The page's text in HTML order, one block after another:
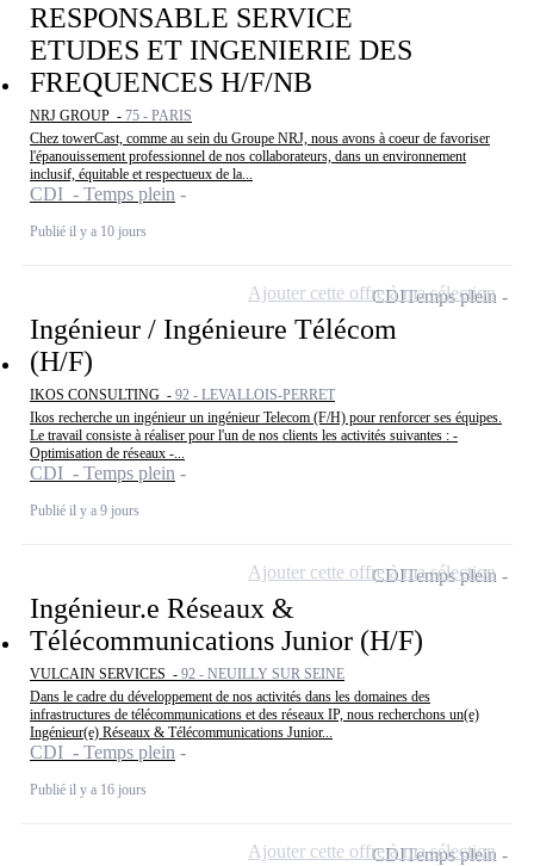
RESPONSABLE SERVICE
ETUDES ET INGENIERIE DES
FREQUENCES H/F/NB
NRJ GROUP - 75 - PARIS
Chez towerCast, comme au sein du Groupe NRJ, nous avons à coeur de favoriser
l'épanouissement professionnel de nos collaborateurs, dans un environnement
inclusif, équitable et respectueux de la...
CDI - Temps plein
Publié il y a 10 jours
Ingénieur / Ingénieure Télécom
(H/F)
IKOS CONSULTING - 92 - LEVALLOIS-PERRET
Ikos recherche un ingénieur un ingénieur Telecom (F/H) pour renforcer ses équipes.
Le travail consiste à réaliser pour l'un de nos clients les activités suivantes : -
Optimisation de réseaux -...
CDI - Temps plein
Publié il y a 9 jours
CDITemps plein
Ajouter cette offre à ma sélection
Ingénieur.e Réseaux &
Télécommunications Junior (H/F)
VULCAIN SERVICES - 92 - NEUILLY SUR SEINE
Dans le cadre du développement de nos activités dans les domaines des
infrastructures de télécommunications et des réseaux IP, nous recherchons un(e)
Ingénieur(e) Réseaux & Télécommunications Junior...
CDI - Temps plein
Publié il y a 16 jours
CDITemps plein
Ajouter cette offre à ma sélection
CDITemps plein
Ajouter cette offre à ma sélection